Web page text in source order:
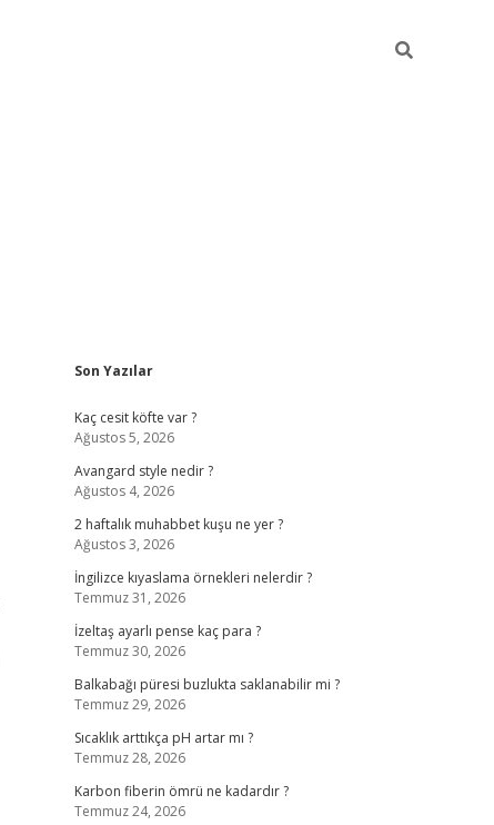
Sidebar
Son Yazılar
Kaç cesit köfte var ?
Ağustos 5, 2026
Avangard style nedir ?
Ağustos 4, 2026
2 haftalık muhabbet kuşu ne yer ?
Ağustos 3, 2026
İngilizce kıyaslama örnekleri nelerdir ?
Temmuz 31, 2026
İzeltaş ayarlı pense kaç para ?
Temmuz 30, 2026
Balkabağı püresi buzlukta saklanabilir mi ?
Temmuz 29, 2026
Sıcaklık arttıkça pH artar mı ?
Temmuz 28, 2026
Karbon fiberin ömrü ne kadardır ?
Temmuz 24, 2026